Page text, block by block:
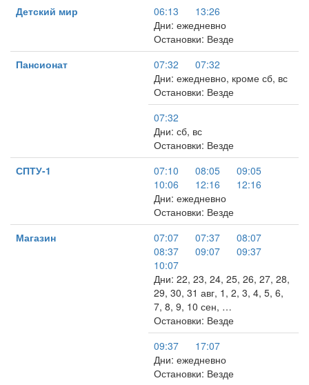
Детский мир
06:13
13:26
Дни: ежедневно
Остановки: Везде
Пансионат
07:32
07:32
Дни: ежедневно, кроме сб, вс
Остановки: Везде
07:32
Дни: сб, вс
Остановки: Везде
СПТУ-1
07:10 08:05
09:05
10:06
12:16
12:16
Дни: ежедневно
Остановки: Везде
Магазин
07:07 07:37
08:07
08:37
09:07
09:37
10:07
Дни: 22, 23, 24, 25, 26, 27, 28,
29, 30, 31 авг, 1, 2, 3, 4, 5, 6,
7, 8, 9, 10 сен, …
Остановки: Везде
09:37
17:07
Дни: ежедневно
Остановки: Везде